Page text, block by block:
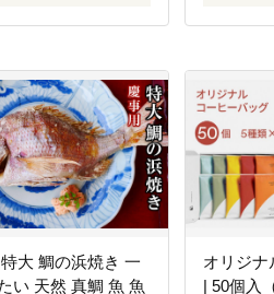
大 鯛の浜焼き 一
い 天然 真鯛 魚 魚
オリジナ
| 50個入